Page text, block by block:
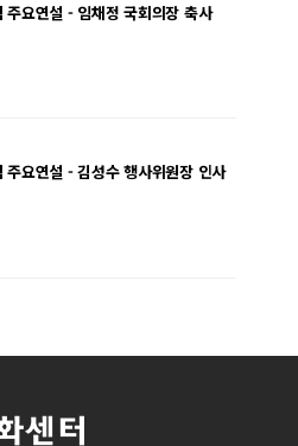
주요연설 - 임채정 국회의장 축사
주요연설 - 김성수 행사위원장 인사